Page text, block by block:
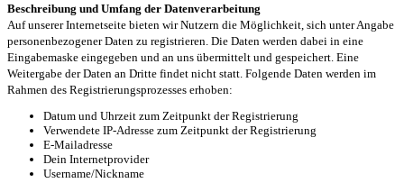
Beschreibung und Umfang der Datenverarbeitung
Auf unserer Internetseite bieten wir Nutzern die Möglichkeit, sich unter Angabe
personenbezogener Daten zu registrieren. Die Daten werden dabei in eine
Eingabemaske eingegeben und an uns übermittelt und gespeichert. Eine
Weitergabe der Daten an Dritte findet nicht statt. Folgende Daten werden im
Rahmen des Registrierungsprozesses erhoben:
Datum und Uhrzeit zum Zeitpunkt der Registrierung
Verwendete IP-Adresse zum Zeitpunkt der Registrierung
E-Mailadresse
Dein Internetprovider
Username/Nickname